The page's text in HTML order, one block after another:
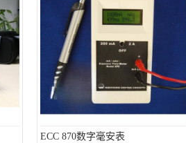
ECC 870数字毫安表